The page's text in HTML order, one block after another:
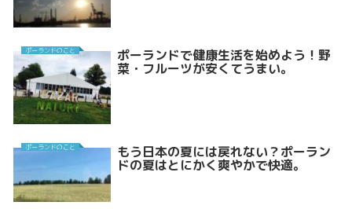
ポーランドのこと ポーランドで健康生活を始めよう！野
菜・フルーツが安くてうまい。
ポーランドのこと もう日本の夏には戻れない？ポーラン
ドの夏はとにかく爽やかで快適。